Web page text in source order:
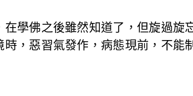
學佛之後雖然知道了，但旋過旋
，惡習氣發作，病態現前，不能